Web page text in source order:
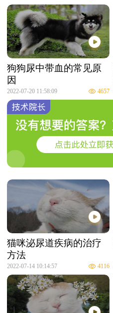
狗狗尿中带血的常见原
因
2022-07-20 11:58:09 4657
猫咪泌尿道疾病的治疗
方法
2022-07-14 10:14:57 4116